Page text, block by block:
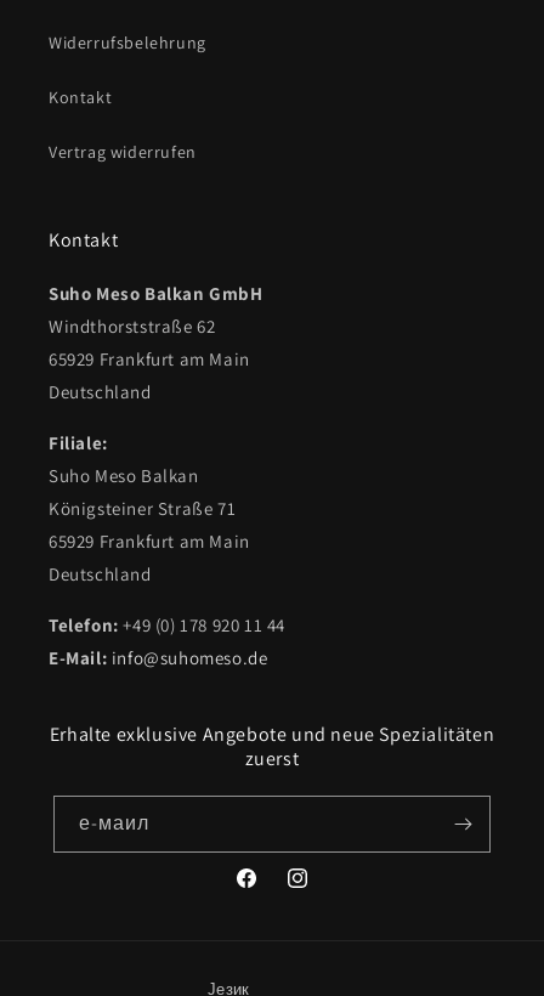
Widerrufsbelehrung
Kontakt
Vertrag widerrufen
Kontakt
Suho Meso Balkan GmbH
Windthorststraße 62
65929 Frankfurt am Main
Deutschland
Filiale:
Suho Meso Balkan
Königsteiner Straße 71
65929 Frankfurt am Main
Deutschland
Telefon: +49 (0) 178 920 11 44
E-Mail: info@suhomeso.de
Erhalte exklusive Angebote und neue Spezialitäten
zuerst
е-маил
Фејсбукинстаграм
Језик